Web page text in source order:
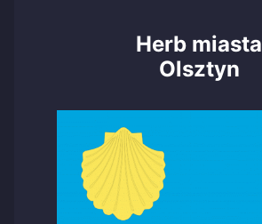
Herb miasta
Olsztyn